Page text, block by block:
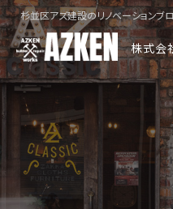
株式会
杉並区アズ建設のリノベーションブ